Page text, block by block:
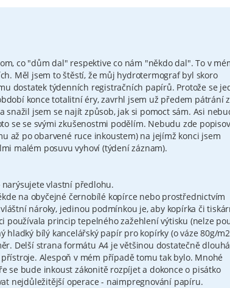
co "dům dal" respektive co nám "někdo dal". To v
Měl jsem to štěstí, že můj hydrotermograf byl skoro
dostatek týdenních registračních papírů. Protože se
konce totalitní éry, zavrhl jsem už předem pátrání
jsem se najít způsob, jak si pomoct sám. Asi
se se svými zkušenostmi podělím. Nebudu zde
až po obarvené ruce inkoustem) na jejímž konci jsem
malém posuvu vyhoví (týdení záznam).
vlastní předlohu.
na obyčejné černobílé kopírce nebo prostřednictvím
nároky, jedinou podmínkou je, aby kopírka či
používala princip tepelného zažehlení výtisku (nelze
hladký bílý kancelářský papír pro kopírky (o váze 80g/
Delší strana formátu A4 je většinou dostatečně
Alespoň v mém případě tomu tak bylo. Mnohé
se bude inkoust zákonitě rozpíjet a dokonce o pisátko
nejdůležitější operace - naimpregnování papíru.